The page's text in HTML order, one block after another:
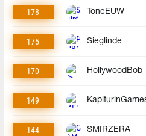
178 ToneEUW
175 Sieglinde
170 HollywoodBob
149
144 SMIRZERA